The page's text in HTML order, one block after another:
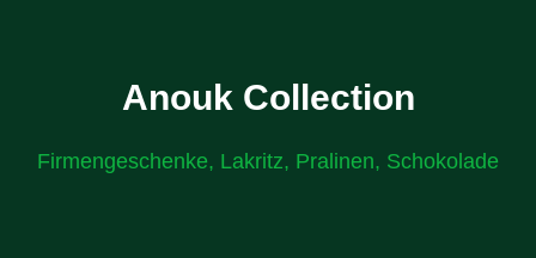
Anouk Collection
Firmengeschenke, Lakritz, Pralinen, Schokolade